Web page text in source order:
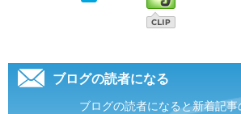
ブログの読者になる
ブログの読者になると新着記事